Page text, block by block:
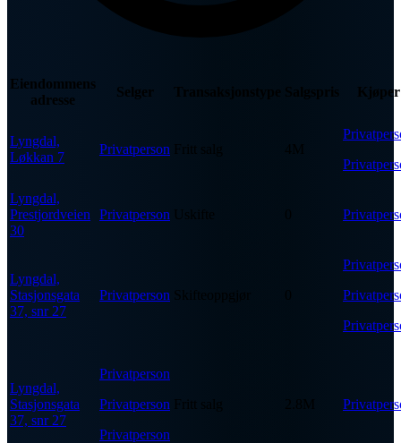
Eiendommens
adresse
Selger Transaksjonstype Salgspris Kjøper
Lyngdal,
Løkkan 7
Privatperson Fritt salg
Lyngdal,
Prestjordveien
30
Privatperson Uskifte
Lyngdal,
Stasjonsgata
37, snr 27
Privatperson Skifteoppgjør
Lyngdal,
Stasjonsgata
37, snr 27
Privatperson
Privatperson
Privatperson
Fritt salg